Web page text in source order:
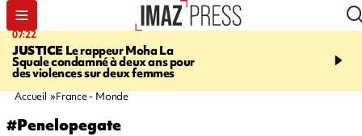
07:22
JUSTICE Le rappeur Moha La
Squale condamné à deux ans pour
des violences sur deux femmes
10:46
décède en juillet, 18
Accueil France - Monde
#Penelopegate